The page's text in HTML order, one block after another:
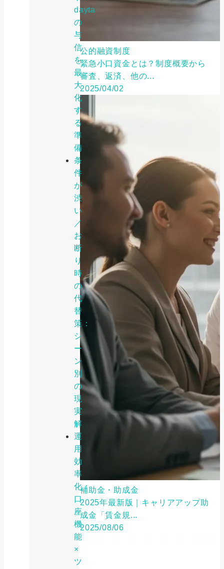
dayta
の
与
信
を
最
大
化
す
る
準
備
条
件
が
渋
い
／
お
断
り
時
の
代
替
策：
シ
ー
ン
別
の
現
実
解
運
用
効
率
化：
口
座
機
能
×
ツ
公的融資制度
緊急小口資金とは？制度概要から
審査、返済、他の...
2025/04/02
補助金・助成金
2025年最新版｜キャリアアップ助
成金「賃金規...
2025/08/06